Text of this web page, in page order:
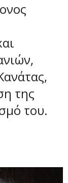
της
του.